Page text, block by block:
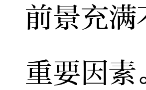
前景充
重要因素